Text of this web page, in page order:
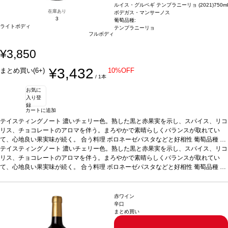
在庫あり
3
ライトボディ
フルボディ
ルイス・グルペギ テンプラニーリョ (2021)750ml
ボデガス・マンサーノス
葡萄品種:
テンプラニーリョ
¥3,850
まとめ買い(6+) ¥3,432 / 1本
10%OFF
お気に
入り登
録
カートに追加
テイスティングノート 濃いチェリー色。熟した黒と赤果実を示し、スパイス、リコ
リス、チョコレートのアロマを伴う。まろやかで素晴らしくバランスが取れてい
て、心地良い果実味が続く。 合う料理 ボロネーゼパスタなどと好相性 葡萄品種 テ
ンプラニーリョ*本ヴィンテージが在庫切れの場合、在庫があり価格が同様の場合
は自動的に次のヴィンテージに変更されます、ご了承ください。
テイスティングノート 濃いチェリー色。熟した黒と赤果実を示し、スパイス、リコ
リス、チョコレートのアロマを伴う。まろやかで素晴らしくバランスが取れてい
て、心地良い果実味が続く。 合う料理 ボロネーゼパスタなどと好相性 葡萄品種 テ
赤ワイン
辛口
まとめ買い